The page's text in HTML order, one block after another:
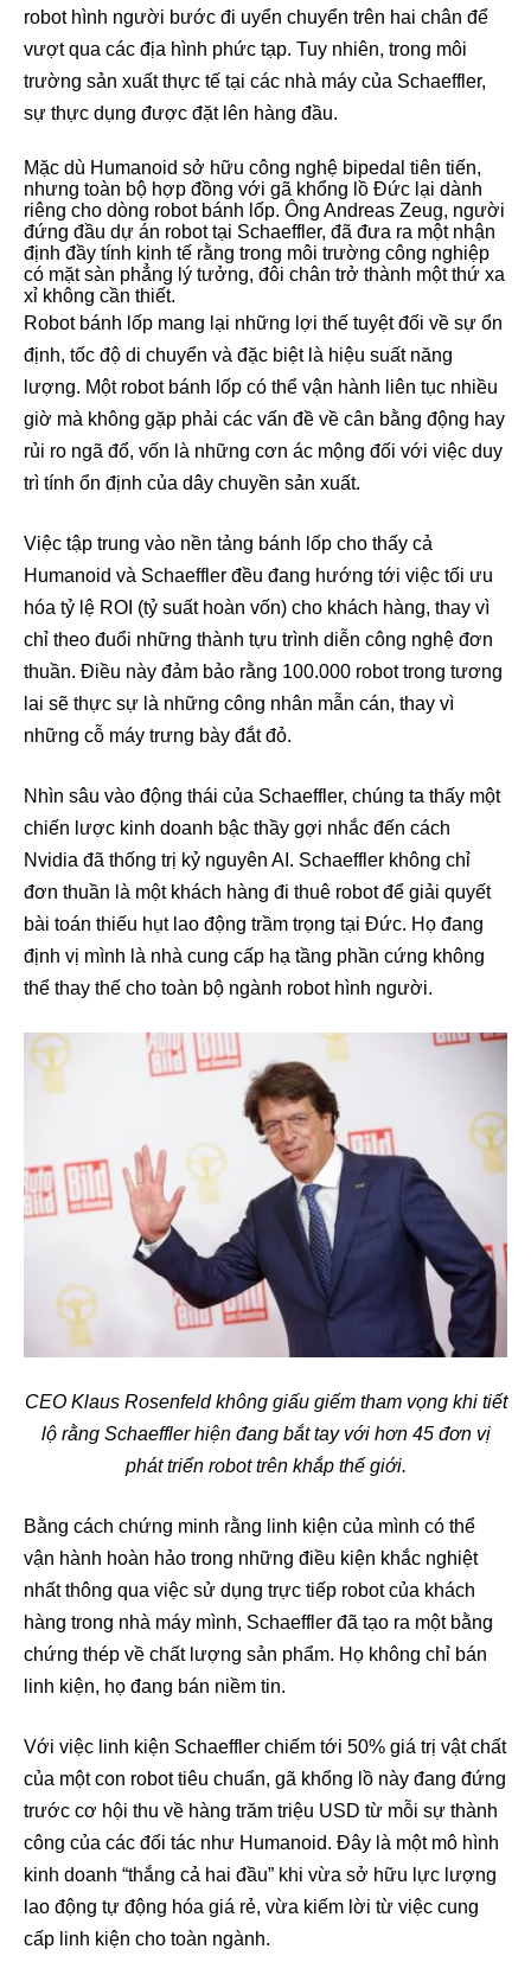
robot hình người bước đi uyển chuyển trên hai chân để
vượt qua các địa hình phức tạp. Tuy nhiên, trong môi
trường sản xuất thực tế tại các nhà máy của Schaeffler,
sự thực dụng được đặt lên hàng đầu.
Mặc dù Humanoid sở hữu công nghệ bipedal tiên tiến,
nhưng toàn bộ hợp đồng với gã khổng lồ Đức lại dành
riêng cho dòng robot bánh lốp. Ông Andreas Zeug, người
đứng đầu dự án robot tại Schaeffler, đã đưa ra một nhận
định đầy tính kinh tế rằng trong môi trường công nghiệp
có mặt sàn phẳng lý tưởng, đôi chân trở thành một thứ xa
xỉ không cần thiết.
Robot bánh lốp mang lại những lợi thế tuyệt đối về sự ổn
định, tốc độ di chuyển và đặc biệt là hiệu suất năng
lượng. Một robot bánh lốp có thể vận hành liên tục nhiều
giờ mà không gặp phải các vấn đề về cân bằng động hay
rủi ro ngã đổ, vốn là những cơn ác mộng đối với việc duy
trì tính ổn định của dây chuyền sản xuất.
Việc tập trung vào nền tảng bánh lốp cho thấy cả
Humanoid và Schaeffler đều đang hướng tới việc tối ưu
hóa tỷ lệ ROI (tỷ suất hoàn vốn) cho khách hàng, thay vì
chỉ theo đuổi những thành tựu trình diễn công nghệ đơn
thuần. Điều này đảm bảo rằng 100.000 robot trong tương
lai sẽ thực sự là những công nhân mẫn cán, thay vì
những cỗ máy trưng bày đắt đỏ.
Nhìn sâu vào động thái của Schaeffler, chúng ta thấy một
chiến lược kinh doanh bậc thầy gợi nhắc đến cách
Nvidia đã thống trị kỷ nguyên AI. Schaeffler không chỉ
đơn thuần là một khách hàng đi thuê robot để giải quyết
bài toán thiếu hụt lao động trầm trọng tại Đức. Họ đang
định vị mình là nhà cung cấp hạ tầng phần cứng không
thể thay thế cho toàn bộ ngành robot hình người.
CEO Klaus Rosenfeld không giấu giếm tham vọng khi tiết
lộ rằng Schaeffler hiện đang bắt tay với hơn 45 đơn vị
phát triển robot trên khắp thế giới.
Bằng cách chứng minh rằng linh kiện của mình có thể
vận hành hoàn hảo trong những điều kiện khắc nghiệt
nhất thông qua việc sử dụng trực tiếp robot của khách
hàng trong nhà máy mình, Schaeffler đã tạo ra một bằng
chứng thép về chất lượng sản phẩm. Họ không chỉ bán
linh kiện, họ đang bán niềm tin.
Với việc linh kiện Schaeffler chiếm tới 50% giá trị vật chất
của một con robot tiêu chuẩn, gã khổng lồ này đang đứng
trước cơ hội thu về hàng trăm triệu USD từ mỗi sự thành
công của các đối tác như Humanoid. Đây là một mô hình
kinh doanh “thắng cả hai đầu” khi vừa sở hữu lực lượng
lao động tự động hóa giá rẻ, vừa kiếm lời từ việc cung
cấp linh kiện cho toàn ngành.